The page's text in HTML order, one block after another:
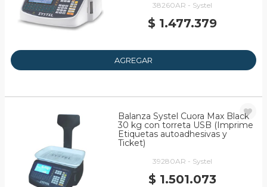
38260AR - Systel
$ 1.477.379
AGREGAR
Balanza Systel Cuora Max Black
30 kg con torreta USB (Imprime
Etiquetas autoadhesivas y
Ticket)
39280AR - Systel
$ 1.501.073